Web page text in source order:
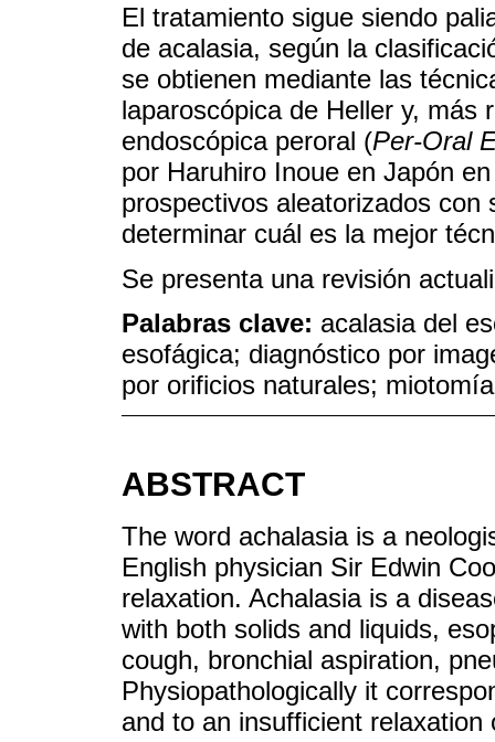
El tratamiento sigue siendo
de acalasia, según la
se obtienen mediante las
laparoscópica de Heller y, más
endoscópica peroral (Per-Oral
por Haruhiro Inoue en Japón
prospectivos aleatorizados con
determinar cuál es la mejor
Se presenta una revisión
Palabras clave: acalasia del
esofágica; diagnóstico por
por orificios naturales; miotomía
ABSTRACT
The word achalasia is a
English physician Sir Edwin
relaxation. Achalasia is a
with both solids and liquids,
cough, bronchial aspiration,
Physiopathologically it
and to an insufficient